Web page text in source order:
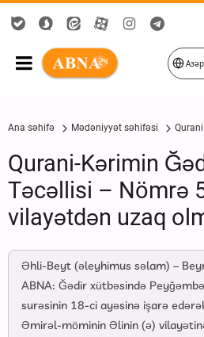
Ana səhifə Mədəniyyət səhifəsi
Qurani-Kərimin
Təcəllisi – Nömrə
vilayətdən uzaq
Əhli-Beyt (əleyhimus səlam) –
ABNA: Ğədir xütbəsində
surəsinin 18-ci ayəsinə işarə
Əmirəl-möminin Əlinin (ə)